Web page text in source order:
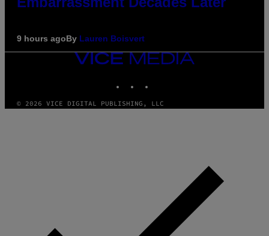
9 hours agoBy Lauren Boisvert
VICE
MEDIA
© 2026 VICE DIGITAL PUBLISHING, LLC